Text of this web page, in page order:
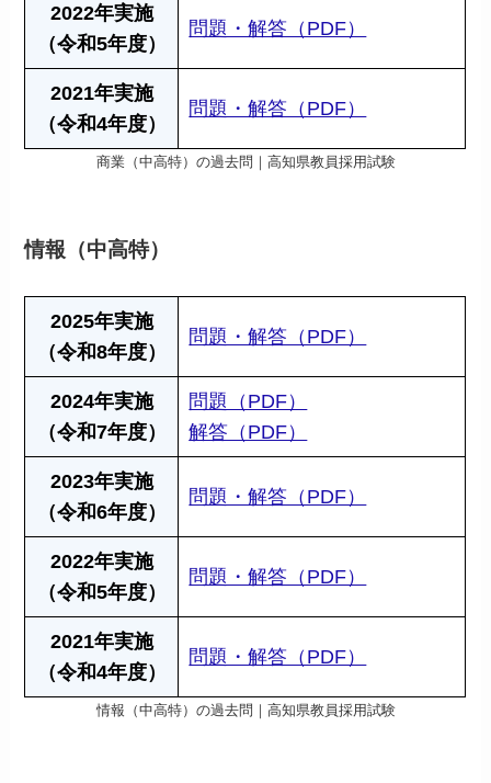
2022年実施
（令和5年度）
問題・解答（PDF）
2021年実施
（令和4年度）
問題・解答（PDF）
商業（中高特）の過去問｜高知県教員採用試験
情報（中高特）
2025年実施
（令和8年度）
問題・解答（PDF）
2024年実施
（令和7年度）
問題（PDF）
解答（PDF）
2023年実施
（令和6年度）
問題・解答（PDF）
2022年実施
（令和5年度）
問題・解答（PDF）
2021年実施
（令和4年度）
問題・解答（PDF）
情報（中高特）の過去問｜高知県教員採用試験